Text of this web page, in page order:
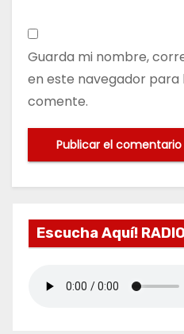
Guarda mi nombre,
en este navegador para
comente.
Escucha Aquí!